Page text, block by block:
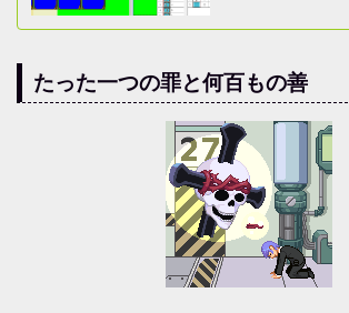
たった一つの罪と何百もの善